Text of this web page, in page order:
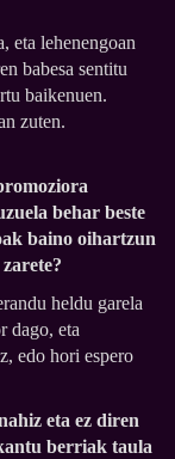
eta lehenengoan
babesa sentitu
baikenuen.
zuten.
behar beste
baino oihartzun
heldu garela
dago, eta
edo hori espero
eta ez diren
berriak taula